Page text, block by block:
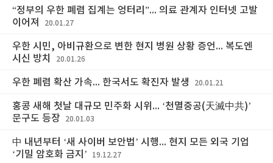
“정부의 우한 폐렴 집계는 엉터리”... 의료 관계자 인터넷 고발
이어져
20.01.27
우한 시민, 아비규환으로 변한 현지 병원 상황 증언... 복도엔
시신 방치
20.01.26
우한 폐렴 확산 가속... 한국서도 확진자 발생 20.01.21
홍콩 새해 첫날 대규모 민주화 시위... ‘천멸중공(天滅中共)’
문구도 등장
20.01.03
中 내년부터 ‘새 사이버 보안법’ 시행... 현지 모든 외국 기업
‘기밀 암호화 금지’
19.12.27